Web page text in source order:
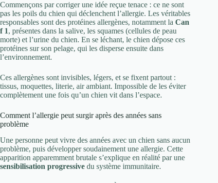
Commençons par corriger une idée reçue tenace : ce ne sont
pas les poils du chien qui déclenchent l’allergie. Les véritables
responsables sont des protéines allergènes, notamment la Can
f 1, présentes dans la salive, les squames (cellules de peau
morte) et l’urine du chien. En se léchant, le chien dépose ces
protéines sur son pelage, qui les disperse ensuite dans
l’environnement.
Ces allergènes sont invisibles, légers, et se fixent partout :
tissus, moquettes, literie, air ambiant. Impossible de les éviter
complètement une fois qu’un chien vit dans l’espace.
Comment l’allergie peut surgir après des années sans
problème
Une personne peut vivre des années avec un chien sans aucun
problème, puis développer soudainement une allergie. Cette
apparition apparemment brutale s’explique en réalité par une
sensibilisation progressive du système immunitaire.